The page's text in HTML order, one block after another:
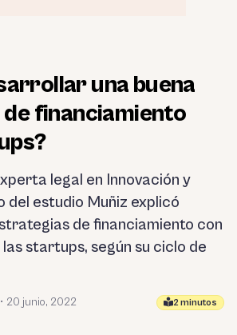
una buena
financiamiento
legal en Innovación y
del estudio Muñiz explicó
de financiamiento con
startups, según su ciclo de
• 20 junio, 2022 2 minutos